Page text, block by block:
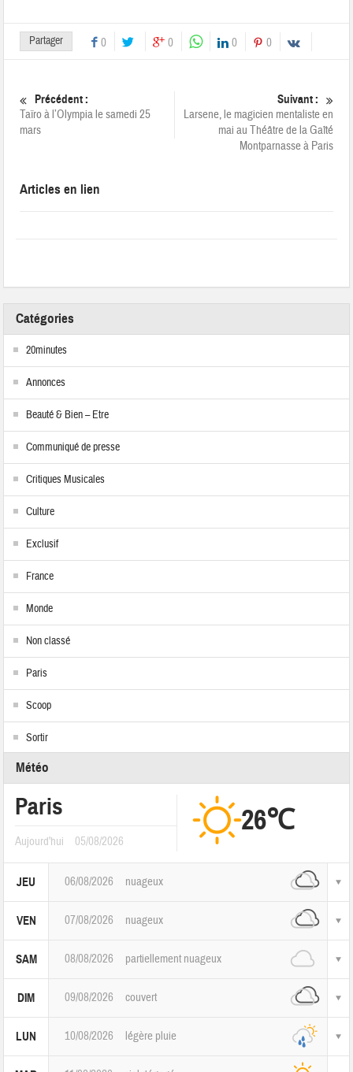
Partager 0 0 0 0
Précédent :
Taïro à l’Olympia le samedi 25
mars
Suivant :
Larsene, le magicien mentaliste en
mai au Théâtre de la Gaîté
Montparnasse à Paris
Articles en lien
Catégories
20minutes
Annonces
Beauté & Bien – Etre
Communiqué de presse
Critiques Musicales
Culture
Exclusif
France
Monde
Non classé
Paris
Scoop
Sortir
Météo
Paris
Aujourd'hui 05/08/2026
26℃
JEU 06/08/2026 nuageux
VEN 07/08/2026 nuageux
SAM 08/08/2026 partiellement nuageux
DIM 09/08/2026 couvert
LUN 10/08/2026 légère pluie